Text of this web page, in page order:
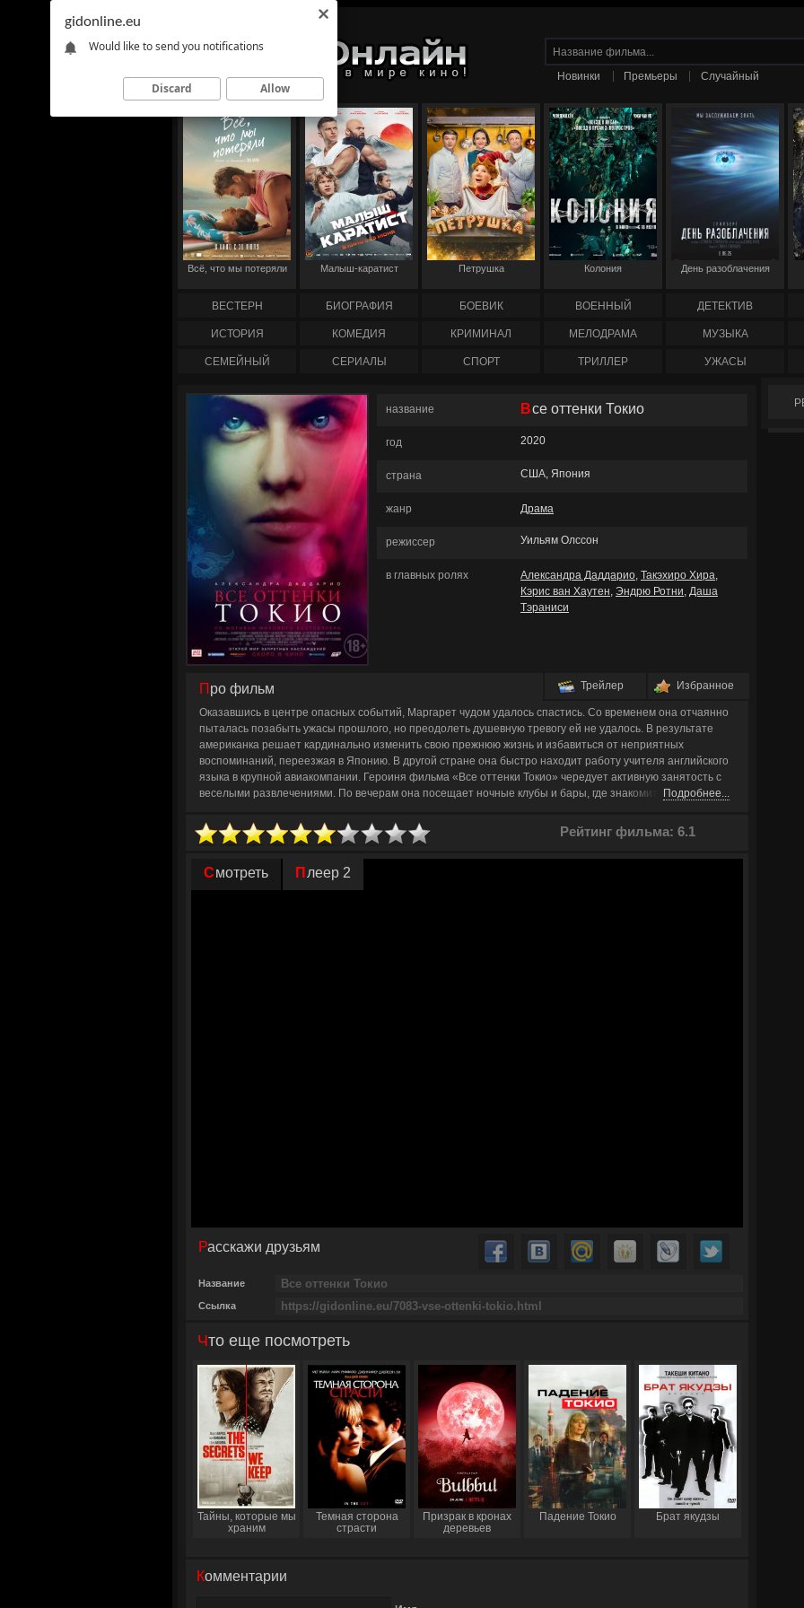
Новинки Премьеры Случайный
Всё, что мы потеряли Малыш-каратист Петрушка Колония День разоблачения
ВЕСТЕРН БИОГРАФИЯ БОЕВИК ВОЕННЫЙ ДЕТЕКТИВ
ИСТОРИЯ КОМЕДИЯ КРИМИНАЛ МЕЛОДРАМА МУЗЫКА
СЕМЕЙНЫЙ СЕРИАЛЫ СПОРТ ТРИЛЛЕР УЖАСЫ
название Все оттенки Токио
год 2020
страна США, Япония
жанр Драма
режиссер Уильям Олссон
в главных ролях Александра Даддарио, Такэхиро Хира,
Кэрис ван Хаутен, Эндрю Ротни, Даша
Тэраниси
Трейлер Избранное
Про фильм
Оказавшись в центре опасных событий, Маргарет чудом удалось спастись. Со временем она отчаянно
пыталась позабыть ужасы прошлого, но преодолеть душевную тревогу ей не удалось. В результате
американка решает кардинально изменить свою прежнюю жизнь и избавиться от неприятных
воспоминаний, переезжая в Японию. В другой стране она быстро находит работу учителя английского
языка в крупной авиакомпании. Героиня фильма «Все оттенки Токио» чередует активную занятость с
веселыми развлечениями. По вечерам она посещает ночные клубы и бары, где знакомится с
Во время очередной вечерней прогулки, пребывая в поисках любовных приключений, Маргарет
случайно встречает обаятельного мужчину Кадзу. Он является главарем опасного мафиозного клана
якудзы. Между парой возникает обоюдная взаимосвязь, полная страсти и желания. Девушка поддается
безмерному наслаждению, оказываясь марионеткой в руках доминанта. Властный и надменный
Подробнее...
Рейтинг фильма: 6.1
Смотреть Плеер 2
Расскажи друзьям
Название
Ссылка
Что еще посмотреть
Тайны, которые мы
храним
Темная сторона
страсти
Призрак в кронах
деревьев
Падение Токио Брат якудзы
Комментарии
gidonline.eu
Would like to send you notifications
Discard Allow